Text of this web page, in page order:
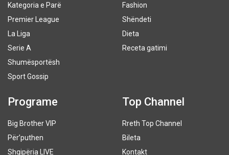
Kategoria e Parë
Premier League
La Liga
Serie A
Shumësportësh
Sport Gossip
Fashion
Shëndeti
Dieta
Receta gatimi
Programe
Big Brother VIP
Për’puthen
Shqipëria LIVE
Top Channel
Rreth Top Channel
Bileta
Kontakt